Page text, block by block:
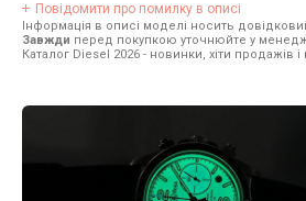
Повідомити про помилку в описі
Інформація в описі моделі носить
Завжди перед покупкою уточнюйте у
Каталог Diesel 2026 - новинки, хіти продажів